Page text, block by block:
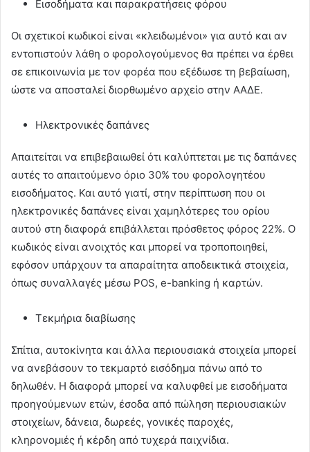
Εισοδήματα και παρακρατήσεις φόρου
Οι σχετικοί κωδικοί είναι «κλειδωμένοι» για αυτό και αν
εντοπιστούν λάθη ο φορολογούμενος θα πρέπει να έρθει
σε επικοινωνία με τον φορέα που εξέδωσε τη βεβαίωση,
ώστε να αποσταλεί διορθωμένο αρχείο στην ΑΑΔΕ.
Ηλεκτρονικές δαπάνες
Απαιτείται να επιβεβαιωθεί ότι καλύπτεται με τις δαπάνες
αυτές το απαιτούμενο όριο 30% του φορολογητέου
εισοδήματος. Και αυτό γιατί, στην περίπτωση που οι
ηλεκτρονικές δαπάνες είναι χαμηλότερες του ορίου
αυτού στη διαφορά επιβάλλεται πρόσθετος φόρος 22%. Ο
κωδικός είναι ανοιχτός και μπορεί να τροποποιηθεί,
εφόσον υπάρχουν τα απαραίτητα αποδεικτικά στοιχεία,
όπως συναλλαγές μέσω POS, e-banking ή καρτών.
Τεκμήρια διαβίωσης
Σπίτια, αυτοκίνητα και άλλα περιουσιακά στοιχεία μπορεί
να ανεβάσουν το τεκμαρτό εισόδημα πάνω από το
δηλωθέν. Η διαφορά μπορεί να καλυφθεί με εισοδήματα
προηγούμενων ετών, έσοδα από πώληση περιουσιακών
στοιχείων, δάνεια, δωρεές, γονικές παροχές,
κληρονομιές ή κέρδη από τυχερά παιχνίδια.